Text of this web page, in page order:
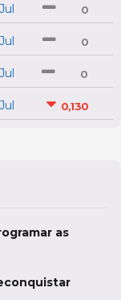
0
0
0
0,130
as